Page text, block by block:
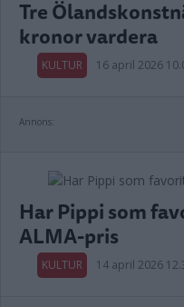
Tre
kronor vardera
KULTUR 16 april 2026
Annons:
Har Pippi som
ALMA-pris
KULTUR 14 april 2026